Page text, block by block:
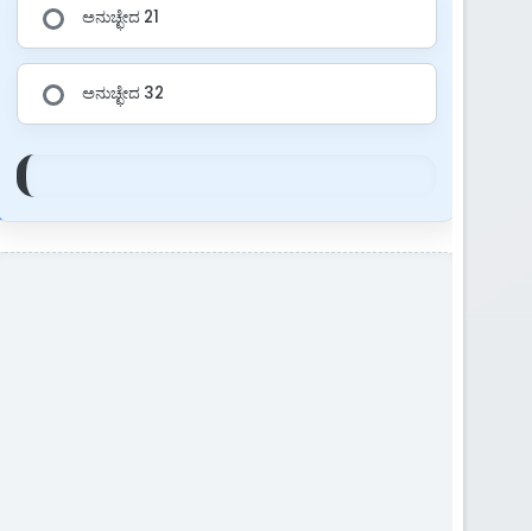
ಅನುಚ್ಛೇದ 21
ಅನುಚ್ಛೇದ 32